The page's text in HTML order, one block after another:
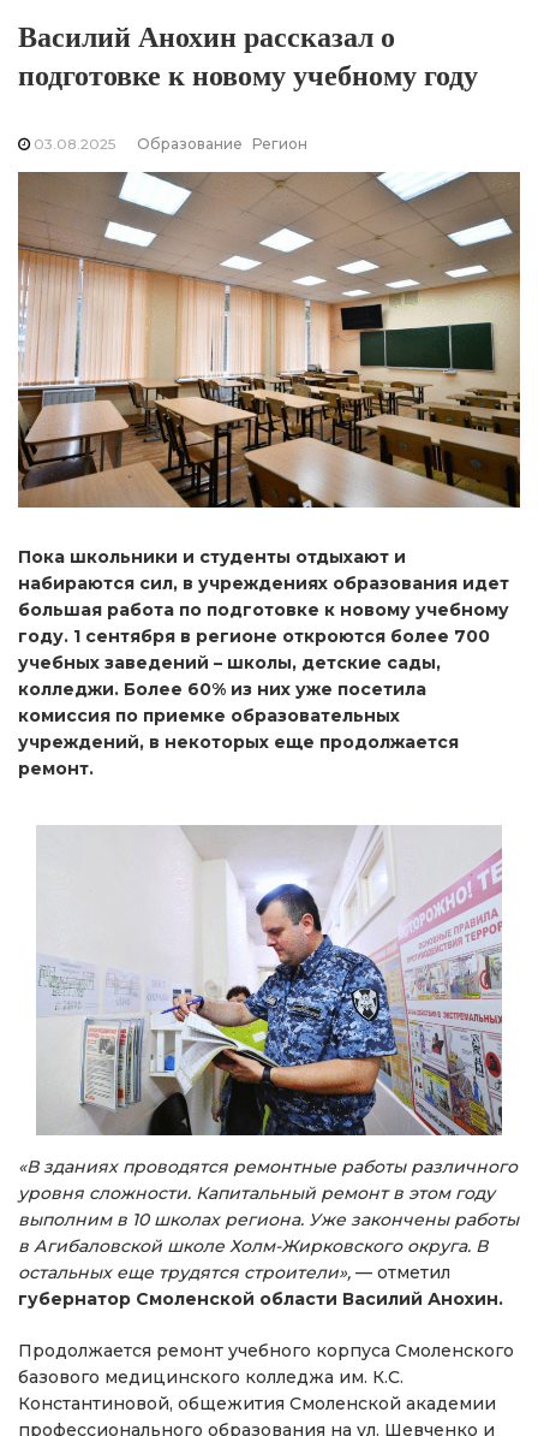
Василий Анохин рассказал о
подготовке к новому учебному году
03.08.2025 Образование Регион
Пока школьники и студенты отдыхают и
набираются сил, в учреждениях образования идет
большая работа по подготовке к новому учебному
году. 1 сентября в регионе откроются более 700
учебных заведений – школы, детские сады,
колледжи. Более 60% из них уже посетила
комиссия по приемке образовательных
учреждений, в некоторых еще продолжается
ремонт.
«В зданиях проводятся ремонтные работы различного
уровня сложности. Капитальный ремонт в этом году
выполним в 10 школах региона. Уже закончены работы
в Агибаловской школе Холм-Жирковского округа. В
остальных еще трудятся строители», — отметил
губернатор Смоленской области Василий Анохин.
Продолжается ремонт учебного корпуса Смоленского
базового медицинского колледжа им. К.С.
Константиновой, общежития Смоленской академии
профессионального образования на ул. Шевченко и